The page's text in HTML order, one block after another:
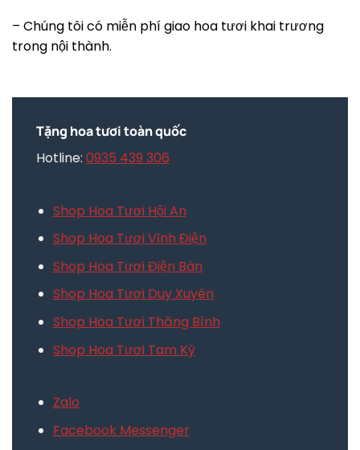
– Chúng tôi có miễn phí giao hoa tươi khai trương
trong nội thành.
Tặng hoa tươi toàn quốc
Hotline: 0935 439 306
Shop Hoa Tươi Hội An
Shop Hoa Tươi Vĩnh Điện
Shop Hoa Tươi Điện Bàn
Shop Hoa Tươi Duy Xuyên
Shop Hoa Tươi Thăng Bình
Shop Hoa Tươi Tam Kỳ
Zalo
Facebook Messenger